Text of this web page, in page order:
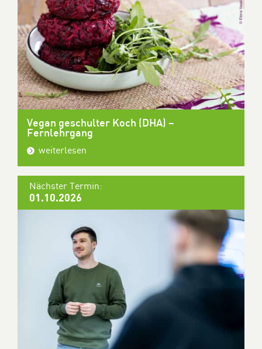
Vegan geschulter Koch (DHA) –
Fernlehrgang
weiterlesen
Nächster Termin:
01.10.2026